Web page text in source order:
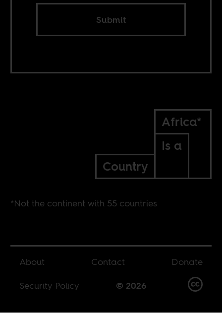
Submit
Africa*
Is a
Country
*Not the continent with 55 countries
About Contact
Donate
Security Policy
© 2026